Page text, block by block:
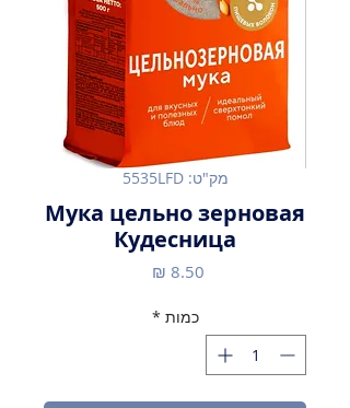
מק"ט: 5535LFD
Мука цельно зерновая
Кудесница
כמות *